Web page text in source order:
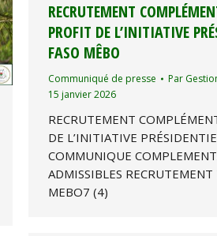
RECRUTEMENT
PROFIT DE L’INITIATIVE
FASO MÊBO
Communiqué de presse Par
15 janvier 2026
RECRUTEMENT
DE L’INITIATIVE
COMMUNIQUE
ADMISSIBLES RECRUTEMENT
MEBO7 (4)